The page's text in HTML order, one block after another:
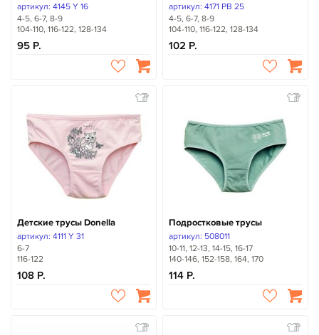
артикул: 4145 Y 16
4-5, 6-7, 8-9
104-110, 116-122, 128-134
95
артикул: 4171 PB 25
4-5, 6-7, 8-9
104-110, 116-122, 128-134
102
Детские трусы Donella
артикул: 4111 Y 31
6-7
116-122
108
Подростковые трусы
артикул: 508011
10-11, 12-13, 14-15, 16-17
140-146, 152-158, 164, 170
114